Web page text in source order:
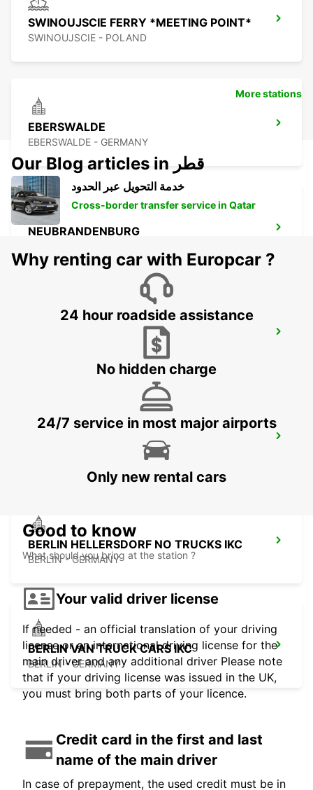
SWINOUJSCIE FERRY *MEETING POINT*
SWINOUJSCIE - POLAND
EBERSWALDE
EBERSWALDE - GERMANY
NEUBRANDENBURG
GREIFSWALD NO TRUCKS
BERNAU BEI BERLIN - GERMANY
BERLIN HELLERSDORF NO TRUCKS IKC
BERLIN - GERMANY
BERLIN VAN TRUCK CARS IKC
BERLIN - GERMANY
More stations
Our Blog articles in قطر
خدمة التحويل عبر الحدود
Cross-border transfer service in Qatar
Why renting car with Europcar ?
24 hour roadside assistance
No hidden charge
24/7 service in most major airports
Only new rental cars
Good to know
What should you bring at the station ?
Your valid driver license
If needed - an official translation of your driving
license or an international driving license for the
main driver and any additional driver Please note
that if your driving license was issued in the UK,
you must bring both parts of your licence.
Credit card in the first and last
name of the main driver
In case of prepayment, the used credit must be in